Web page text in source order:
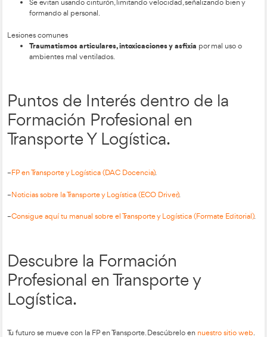
También pueden provocarcortes, quemaduras,
hemorragias, con sus respectivos primeros auxilios.
Usar cinturón de seguridad
No hacer giros bruscos
Limitar la velocidad
Utilizar señales acústicas y pórtico de seguridad
entorno.
Riesgos de la conducción
Carretillas en la FP en
Logística.